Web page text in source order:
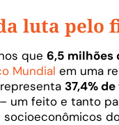
luta pelo
que 6,5 milhões
Mundial em uma
37,4%
– um feito e tanto